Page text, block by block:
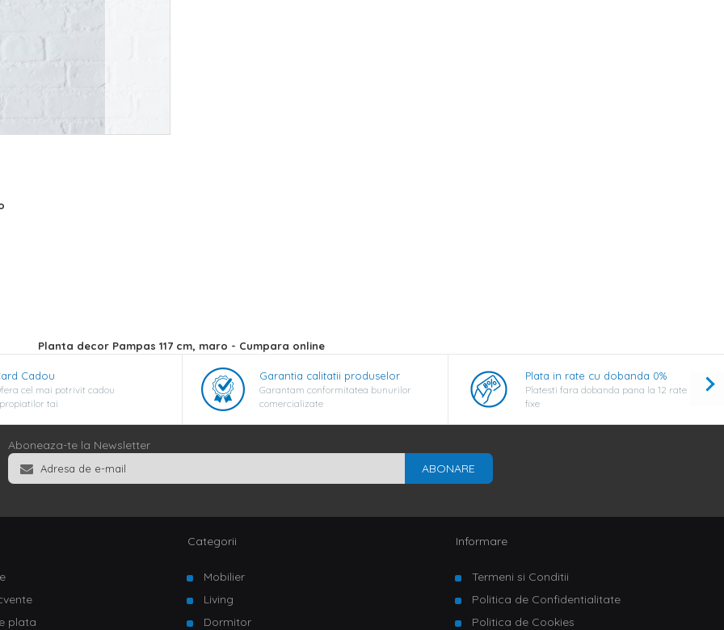
Planta decor Pampas 117 cm, maro - Cumpara online
Cadou
cel mai potrivit cadou
tai
Garantia calitatii produselor
Garantam conformitatea bunurilor
comercializate
Plata in rate cu dobanda 0%
Platesti fara dobanda pana la 12 rate
fixe
Aboneaza-te la Newsletter
ABONARE
plata
Categorii
Mobilier
Living
Dormitor
Informare
Termeni si Conditii
Politica de Confidentialitate
Politica de Cookies